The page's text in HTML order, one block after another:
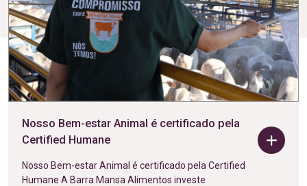
Nosso Bem-estar Animal é certificado pela
Certified Humane
Nosso Bem-estar Animal é certificado pela Certified
Humane A Barra Mansa Alimentos investe